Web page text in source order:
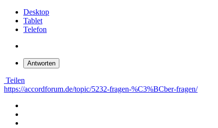
Desktop
Tablet
Telefon
Antworten
Teilen
https://accordforum.de/topic/5232-fragen-%C3%BCber-fragen/